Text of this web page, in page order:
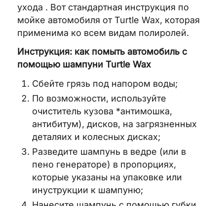
ухода . Вот стандартная инструкция по
мойке автомобиля от Turtle Wax, которая
применима ко всем видам полиролей.
Инструкция: как помыть автомобиль с
помощью шампуни Turtle Wax
Сбейте грязь под напором воды;
По возможности, используйте
очиститель кузова *антимошка,
антибитум), дисков, на загрязненных
деталяих и колесных дисках;
Разведите шампунь в ведре (или в
пено генераторе) в пропорциях,
которые указаны на упаковке или
инуструкции к шампуню;